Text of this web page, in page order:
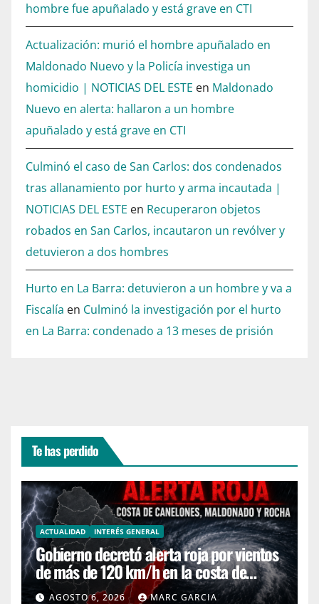
hombre fue apuñalado y está grave en CTI
Actualización: murió el hombre apuñalado en
Maldonado Nuevo y la Policía investiga un
homicidio | NOTICIAS DEL ESTE en Maldonado
Nuevo en alerta: hallaron a un hombre
apuñalado y está grave en CTI
Culminó el caso de San Carlos: dos condenados
tras allanamiento por hurto y arma incautada |
NOTICIAS DEL ESTE en Recuperaron objetos
robados en San Carlos, incautaron un revólver y
detuvieron a dos hombres
Hurto en La Barra: detuvieron a un hombre y va a
Fiscalía en Culminó la investigación por el hurto
en La Barra: condenado a 13 meses de prisión
Te has perdido
ACTUALIDAD INTERÉS GENERAL
Gobierno decretó alerta roja por vientos
de más de 120 km/h en la costa de
Canelones, Maldonado y Rocha
AGOSTO 6, 2026 MARC GARCIA